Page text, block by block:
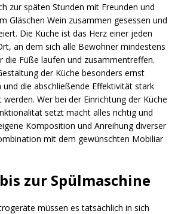
zur späten Stunden mit Freunden und
Gläschen Wein zusammen gesessen und
Die Küche ist das Herz einer jeden
an dem sich alle Bewohner mindestens
die Füße laufen und zusammentreffen.
der Küche besonders ernst
die abschließende Effektivität stark
Wer bei der Einrichtung der Küche
setzt macht alles richtig und
Komposition und Anreihung diverser
mit dem gewünschten Mobiliar
zur Spülmaschine
müssen es tatsächlich in sich